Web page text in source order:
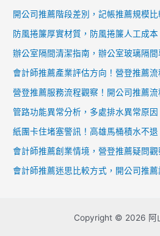
開公司推薦階段差別，記帳推薦規模比
防風捲簾厚實材質，防風捲簾人工成本
辦公室隔間清潔指南，辦公室玻璃隔間
會計師推薦產業評估方向！營登推薦流
營登推薦服務流程觀察！開公司推薦流
管路功能異常分析，多處排水異常原因
紙團卡住堵塞警訊！高雄馬桶積水不退
會計師推薦創業情境，營登推薦疑問觀
會計師推薦迷思比較方式，開公司推薦
Copyright © 2026 阿